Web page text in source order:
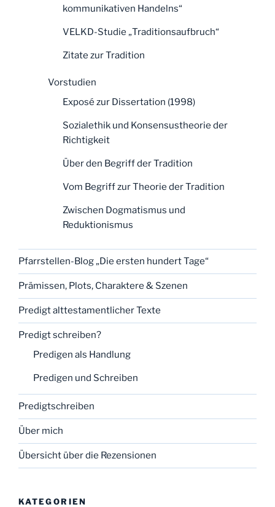
kommunikativen Handelns“
VELKD-Studie „Traditionsaufbruch“
Zitate zur Tradition
Vorstudien
Exposé zur Dissertation (1998)
Sozialethik und Konsensustheorie der
Richtigkeit
Über den Begriff der Tradition
Vom Begriff zur Theorie der Tradition
Zwischen Dogmatismus und
Reduktionismus
Pfarrstellen-Blog „Die ersten hundert Tage“
Prämissen, Plots, Charaktere & Szenen
Predigt alttestamentlicher Texte
Predigt schreiben?
Predigen als Handlung
Predigen und Schreiben
Predigtschreiben
Über mich
Übersicht über die Rezensionen
KATEGORIEN